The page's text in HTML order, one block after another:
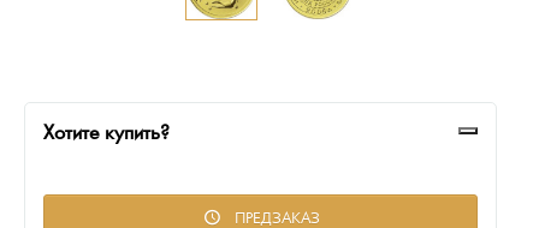
Хотите купить?
ПРЕДЗАКАЗ